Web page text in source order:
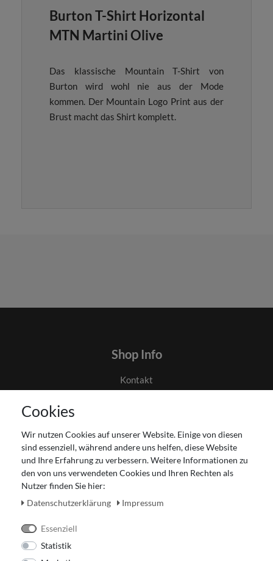
Burton T-Shirt Horizontal
MTN Martini Olive
Das klassische Mountain T-Shirt von
Burton wird wohl nie aus der Mode
kommen. Der Mountain Logo Print aus der
Brust macht das Shirt komplett.
Shop Info
Kontakt
Impressum
Widerrufsrecht
Zahlung und Versand
Unser Ladengeschäft
Cookies
Wir nutzen Cookies auf unserer Website. Einige von diesen
sind essenziell, während andere uns helfen, diese Website
und Ihre Erfahrung zu verbessern. Weitere Informationen zu
den von uns verwendeten Cookies und Ihren Rechten als
Nutzer finden Sie hier:
Daten­schutz­erklärung
Impressum
Essenziell
Statistik